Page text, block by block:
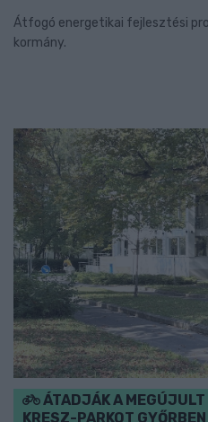
Átfogó energetikai fejlesztési
kormány.
ÁTADJÁK A MEGÚJULT
KRESZ-PARKOT